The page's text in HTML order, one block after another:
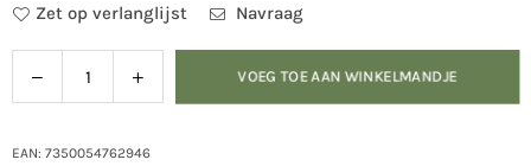
Zet op verlanglijst Navraag
Hoeveelheid
Verlaag
de
voor
Verhoog
de
voor
VOEG TOE AAN WINKELMANDJE
EAN: 7350054762946